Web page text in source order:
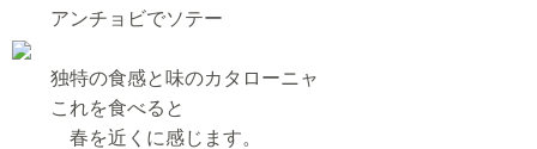
アンチョビでソテー
独特の食感と味のカタローニャ
これを食べると
春を近くに感じます。